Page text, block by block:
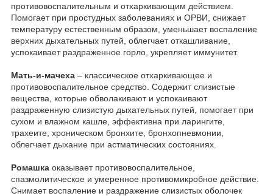
противовоспалительным и отхаркивающим действием.
Помогает при простудных заболеваниях и ОРВИ, снижает
температуру естественным образом, уменьшает воспаление
верхних дыхательных путей, облегчает откашливание,
успокаивает раздраженное горло, укрепляет иммунитет.
Мать-и-мачеха – классическое отхаркивающее и
противовоспалительное средство. Содержит слизистые
вещества, которые обволакивают и успокаивают
раздраженную слизистую дыхательных путей, помогает при
сухом и влажном кашле, эффективна при ларингите,
трахеите, хроническом бронхите, бронхопневмонии,
облегчает дыхание при астматических состояниях.
Ромашка оказывает противовоспалительное,
спазмолитическое и умеренное противомикробное действие.
Снимает воспаление и раздражение слизистых оболочек